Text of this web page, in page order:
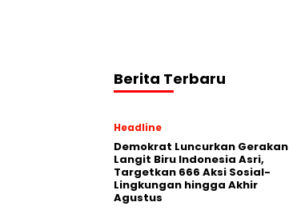
Berita Terbaru
Headline
Demokrat Luncurkan Gerakan
Langit Biru Indonesia Asri,
Targetkan 666 Aksi Sosial-
Lingkungan hingga Akhir
Agustus